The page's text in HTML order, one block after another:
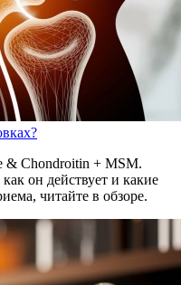
& Chondroitin + MSM.
он действует и какие
читайте в обзоре.